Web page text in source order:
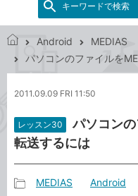
キーワードで検索
ネ
ト
Android
MEDIAS
パソコンのファイルを
2011.09.09 FRI 11:50
レッスン30
パソコン
転送するには
MEDIAS Android